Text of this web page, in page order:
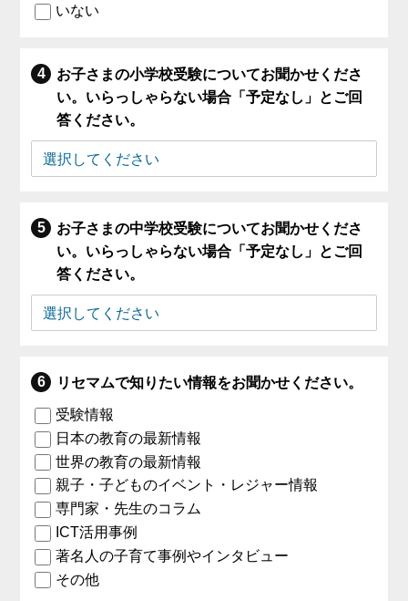
いない
お子さまの小学校受験についてお聞かせくださ
い。いらっしゃらない場合「予定なし」とご回
答ください。
お子さまの中学校受験についてお聞かせくださ
い。いらっしゃらない場合「予定なし」とご回
答ください。
リセマムで知りたい情報をお聞かせください。
受験情報
日本の教育の最新情報
世界の教育の最新情報
親子・子どものイベント・レジャー情報
専門家・先生のコラム
ICT活用事例
著名人の子育て事例やインタビュー
その他